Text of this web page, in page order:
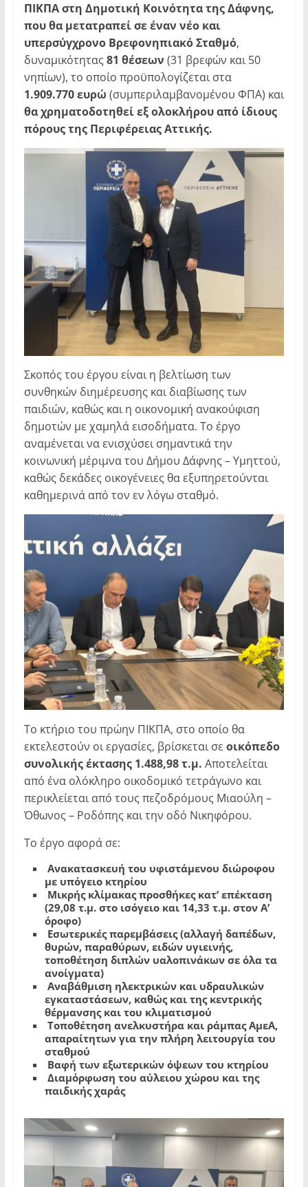
ΠΙΚΠΑ στη Δημοτική Κοινότητα της Δάφνης,
που θα μετατραπεί σε έναν νέο και
υπερσύγχρονο Βρεφονηπιακό Σταθμό,
δυναμικότητας 81 θέσεων (31 βρεφών και 50
νηπίων), το οποίο προϋπολογίζεται στα
1.909.770 ευρώ (συμπεριλαμβανομένου ΦΠΑ) και
θα χρηματοδοτηθεί εξ ολοκλήρου από ίδιους
πόρους της Περιφέρειας Αττικής.
Σκοπός του έργου είναι η βελτίωση των
συνθηκών διημέρευσης και διαβίωσης των
παιδιών, καθώς και η οικονομική ανακούφιση
δημοτών με χαμηλά εισοδήματα. Το έργο
αναμένεται να ενισχύσει σημαντικά την
κοινωνική μέριμνα του Δήμου Δάφνης – Υμηττού,
καθώς δεκάδες οικογένειες θα εξυπηρετούνται
καθημερινά από τον εν λόγω σταθμό.
Το κτήριο του πρώην ΠΙΚΠΑ, στο οποίο θα
εκτελεστούν οι εργασίες, βρίσκεται σε οικόπεδο
συνολικής έκτασης 1.488,98 τ.μ. Αποτελείται
από ένα ολόκληρο οικοδομικό τετράγωνο και
περικλείεται από τους πεζοδρόμους Μιαούλη –
Όθωνος – Ροδόπης και την οδό Νικηφόρου.
Το έργο αφορά σε:
Ανακατασκευή του υφιστάμενου διώροφου
με υπόγειο κτηρίου
Μικρής κλίμακας προσθήκες κατ’ επέκταση
(29,08 τ.μ. στο ισόγειο και14,33 τ.μ. στον Α’
όροφο)
Εσωτερικές παρεμβάσεις(αλλαγή δαπέδων,
θυρών, παραθύρων, ειδών υγιεινής,
τοποθέτηση διπλών υαλοπινάκων σε όλα τα
ανοίγματα)
Αναβάθμιση ηλεκτρικών και υδραυλικών
εγκαταστάσεων, καθώς και της κεντρικής
θέρμανσης και του κλιματισμού
Τοποθέτηση ανελκυστήρα και ράμπας ΑμεΑ,
απαραίτητων για την πλήρη λειτουργία του
σταθμού
Βαφή των εξωτερικών όψεων του κτηρίου
Διαμόρφωση του αύλειου χώρου και της
παιδικής χαράς